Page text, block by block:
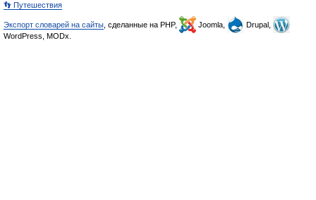
👣 Путешествия
Экспорт словарей на сайты , сделанные на PHP, Joomla,
Drupal,
WordPress, MODx.